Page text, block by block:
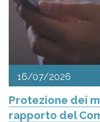
16/07/2026
Protezione dei
rapporto del